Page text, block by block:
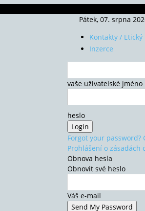
Pátek, 07. srpna
Kontakty / Etický
Inzerce
vaše uživatelské jméno
heslo
Forgot your password?
Prohlášení o
Obnova hesla
Obnovit své heslo
Váš e-mail